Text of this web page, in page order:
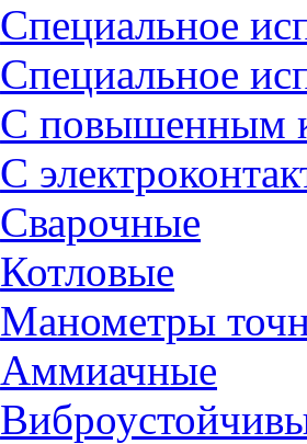
Специальное
Специальное
С повышенным
С
Cварочные
Котловые
Манометры
Аммиачные